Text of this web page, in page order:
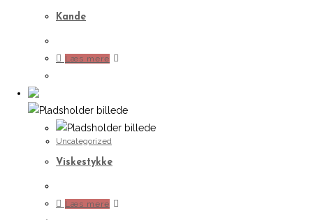
Kande
Læs mere
Uncategorized
Viskestykke
Læs mere